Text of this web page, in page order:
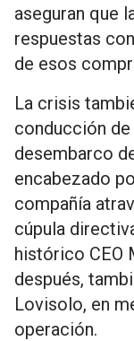
aseguran que
respuestas
de esos
La crisis
conducción de
desembarco
encabezado
compañía
cúpula
histórico CEO
después,
Lovisolo, en
operación.